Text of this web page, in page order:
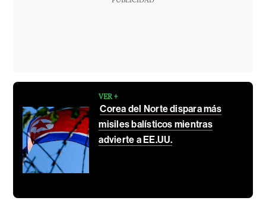
VER +
Corea del Norte dispara más
misiles balísticos mientras
advierte a EE.UU.